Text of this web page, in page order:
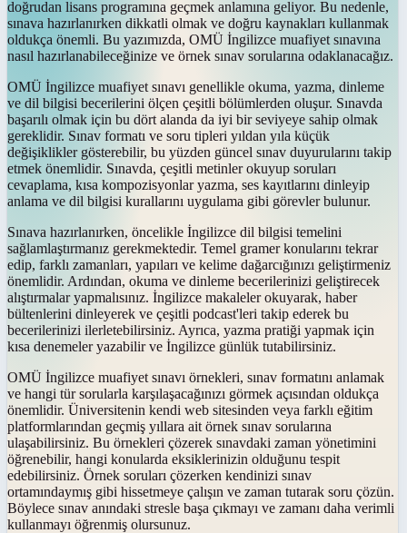
doğrudan lisans programına geçmek anlamına geliyor. Bu nedenle,
sınava hazırlanırken dikkatli olmak ve doğru kaynakları kullanmak
oldukça önemli. Bu yazımızda, OMÜ İngilizce muafiyet sınavına
nasıl hazırlanabileceğinize ve örnek sınav sorularına odaklanacağız.
OMÜ İngilizce muafiyet sınavı genellikle okuma, yazma, dinleme
ve dil bilgisi becerilerini ölçen çeşitli bölümlerden oluşur. Sınavda
başarılı olmak için bu dört alanda da iyi bir seviyeye sahip olmak
gereklidir. Sınav formatı ve soru tipleri yıldan yıla küçük
değişiklikler gösterebilir, bu yüzden güncel sınav duyurularını takip
etmek önemlidir. Sınavda, çeşitli metinler okuyup soruları
cevaplama, kısa kompozisyonlar yazma, ses kayıtlarını dinleyip
anlama ve dil bilgisi kurallarını uygulama gibi görevler bulunur.
Sınava hazırlanırken, öncelikle İngilizce dil bilgisi temelini
sağlamlaştırmanız gerekmektedir. Temel gramer konularını tekrar
edip, farklı zamanları, yapıları ve kelime dağarcığınızı geliştirmeniz
önemlidir. Ardından, okuma ve dinleme becerilerinizi geliştirecek
alıştırmalar yapmalısınız. İngilizce makaleler okuyarak, haber
bültenlerini dinleyerek ve çeşitli podcast'leri takip ederek bu
becerilerinizi ilerletebilirsiniz. Ayrıca, yazma pratiği yapmak için
kısa denemeler yazabilir ve İngilizce günlük tutabilirsiniz.
OMÜ İngilizce muafiyet sınavı örnekleri, sınav formatını anlamak
ve hangi tür sorularla karşılaşacağınızı görmek açısından oldukça
önemlidir. Üniversitenin kendi web sitesinden veya farklı eğitim
platformlarından geçmiş yıllara ait örnek sınav sorularına
ulaşabilirsiniz. Bu örnekleri çözerek sınavdaki zaman yönetimini
öğrenebilir, hangi konularda eksiklerinizin olduğunu tespit
edebilirsiniz. Örnek soruları çözerken kendinizi sınav
ortamındaymış gibi hissetmeye çalışın ve zaman tutarak soru çözün.
Böylece sınav anındaki stresle başa çıkmayı ve zamanı daha verimli
kullanmayı öğrenmiş olursunuz.